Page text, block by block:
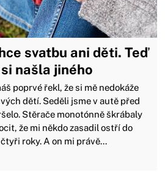
svatbu ani děti. Teď
našla jiného
poprvé řekl, že si mě nedokáže
dětí. Seděli jsme v autě před
Stěrače monotónně škrábaly
že mi někdo zasadil ostří do
roky. A on mi právě...